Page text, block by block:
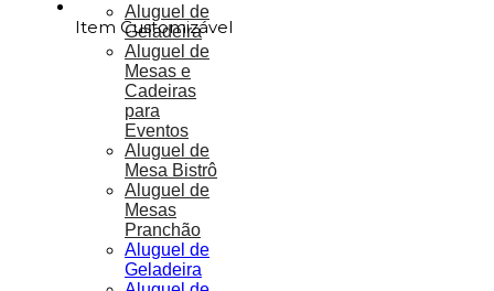
Aluguel de
Geladeira
Aluguel de
Mesas e
Cadeiras
para
Eventos
Aluguel de
Mesa Bistrô
Aluguel de
Mesas
Pranchão
Aluguel de
Geladeira
Item Customizável